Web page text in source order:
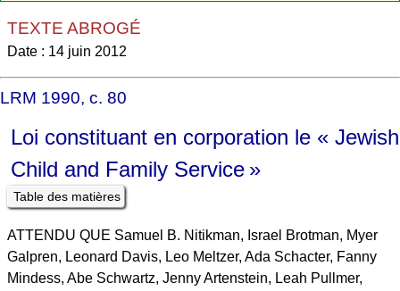
TEXTE ABROGÉ
Date : 14 juin 2012
LRM 1990, c. 80
Loi constituant en corporation le « Jewish
Child and Family Service »
Table des matières
ATTENDU QUE Samuel B. Nitikman, Israel Brotman, Myer
Galpren, Leonard Davis, Leo Meltzer, Ada Schacter, Fanny
Mindess, Abe Schwartz, Jenny Artenstein, Leah Pullmer,